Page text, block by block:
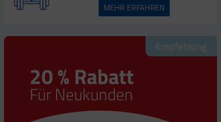
MEHR ERFAHREN
Empfehlung
20 % Rabatt
Für Neukunden
Empfehlung
20 % Rabatt
Für Neukunden
Empfehlung
20 % Rabatt
Für Neukunden
Empfehlung
20 % Rabatt
Für Neukunden